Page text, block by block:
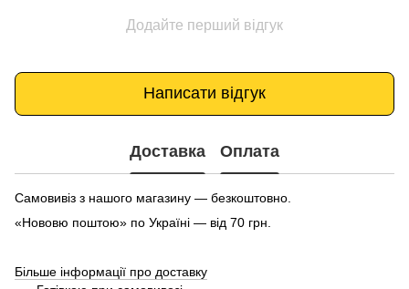
Додайте перший відгук
Написати відгук
Доставка Оплата
Самовивіз з нашого магазину — безкоштовно.
«Нововю поштою» по Україні — від 70 грн.
Більше інформації про доставку